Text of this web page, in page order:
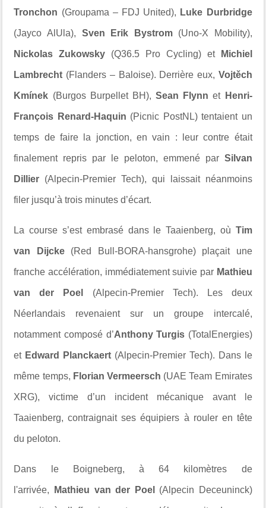
Tronchon (Groupama – FDJ United), Luke Durbridge
(Jayco AlUla), Sven Erik Bystrom(Uno-X Mobility),
Nickolas Zukowsky (Q36.5 Pro Cycling) et Michiel
Lambrecht (Flanders – Baloise). Derrière eux, Vojtěch
Kmínek (Burgos Burpellet BH),Sean Flynn et Henri-
François Renard-Haquin (Picnic PostNL) tentaient un
temps de faire la jonction, en vain : leur contre était
finalement repris par le peloton, emmené par Silvan
Dillier (Alpecin-Premier Tech), qui laissait néanmoins
filer jusqu’à trois minutes d’écart.
La course s’est embrasé dans le Taaienberg, où Tim
van Dijcke (Red Bull-BORA-hansgrohe) plaçait une
franche accélération, immédiatement suivie par Mathieu
van der Poel (Alpecin-Premier Tech). Les deux
Néerlandais revenaient sur un groupe intercalé,
notamment composé d’Anthony Turgis (TotalEnergies)
et Edward Planckaert (Alpecin-Premier Tech). Dans le
même temps, Florian Vermeersch (UAE Team Emirates
XRG), victime d’un incident mécanique avant le
Taaienberg, contraignait ses équipiers à rouler en tête
du peloton.
Dans le Boigneberg, à 64 kilomètres de
l'arrivée, Mathieu van der Poel (Alpecin Deceuninck)